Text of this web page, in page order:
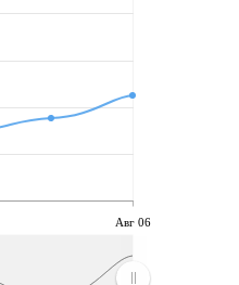
Авг 06